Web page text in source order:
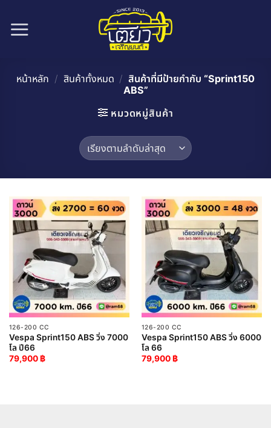
หน้าหลัก / สินค้าทั้งหมด / สินค้าที่มีป้ายกำกับ “Sprint150
ABS”
หมวดหมู่สินค้า
126-200 CC
Vespa Sprint150 ABS วิ่ง 7000
โล ปี66
79,900฿
126-200 CC
Vespa Sprint150 ABS วิ่ง 6000
โล 66
79,900฿